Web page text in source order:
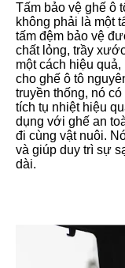
Tấm bảo vệ ghế ô
không phải là một
tấm đệm bảo vệ
chất lỏng, trầy
một cách hiệu
cho ghế ô tô
truyền thống, nó
tích tụ nhiệt hiệu
dụng với ghế an
đi cùng vật nuôi.
và giúp duy trì sự
dài.